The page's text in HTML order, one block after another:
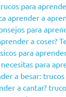
para
aprender a
para
a coser?
para
para
a besar:
a cantar?